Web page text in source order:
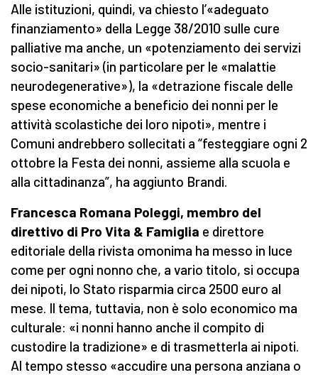
Alle istituzioni, quindi, va chiesto l’«adeguato
finanziamento» della Legge 38/2010 sulle cure
palliative ma anche, un «potenziamento dei servizi
socio-sanitari» (in particolare per le «malattie
neurodegenerative»), la «detrazione fiscale delle
spese economiche a beneficio dei nonni per le
attività scolastiche dei loro nipoti», mentre i
Comuni andrebbero sollecitati a “festeggiare ogni 2
ottobre la Festa dei nonni, assieme alla scuola e
alla cittadinanza”, ha aggiunto Brandi.
Francesca Romana Poleggi, membro del
direttivo di Pro Vita & Famiglia e direttore
editoriale della rivista omonima ha messo in luce
come per ogni nonno che, a vario titolo, si occupa
dei nipoti, lo Stato risparmia circa 2500 euro al
mese. Il tema, tuttavia, non è solo economico ma
culturale: «i nonni hanno anche il compito di
custodire la tradizione» e di trasmetterla ai nipoti.
Al tempo stesso «accudire una persona anziana o